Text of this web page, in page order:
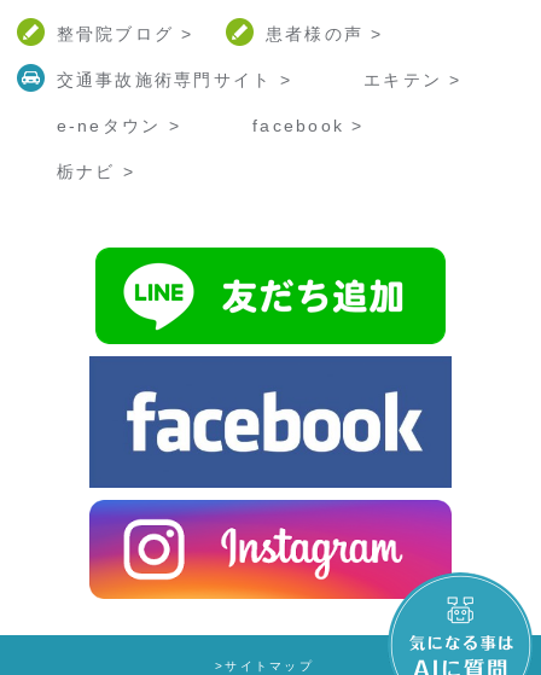
整骨院ブログ > 患者様の声 >
交通事故施術専門サイト > エキテン >
e-neタウン > facebook >
栃ナビ >
>サイトマップ